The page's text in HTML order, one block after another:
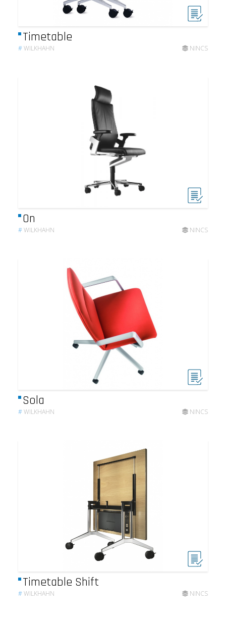
Timetable
#WILKHAHN NINCS
On
#WILKHAHN NINCS
Sola
#WILKHAHN NINCS
Timetable Shift
#WILKHAHN NINCS